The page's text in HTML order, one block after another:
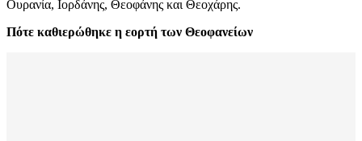
Ουρανία, Ιορδάνης, Θεοφάνης και Θεοχάρης.
Πότε καθιερώθηκε η εορτή των Θεοφανείων